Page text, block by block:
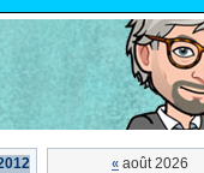
« août 2026